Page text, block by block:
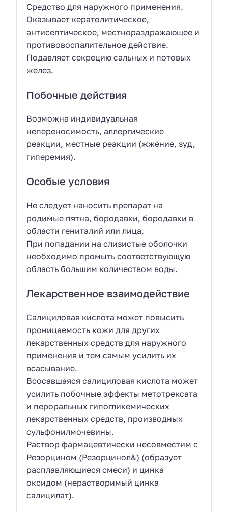
Средство для наружного применения.
Оказывает кератолитическое,
антисептическое, местнораздражающее и
противовоспалительное действие.
Подавляет секрецию сальных и потовых
желез.
Побочные действия
Возможна индивидуальная
непереносимость, аллергические
реакции, местные реакции (жжение, зуд,
гиперемия).
Особые условия
Не следует наносить препарат на
родимые пятна, бородавки, бородавки в
области гениталий или лица.
При попадании на слизистые оболочки
необходимо промыть соответствующую
область большим количеством воды.
Лекарственное взаимодействие
Салициловая кислота может повысить
проницаемость кожи для других
лекарственных средств для наружного
применения и тем самым усилить их
всасывание.
Всосавшаяся салициловая кислота может
усилить побочные эффекты метотрексата
и пероральных гипогликемических
лекарственных средств, производных
сульфонилмочевины.
Раствор фармацевтически несовместим с
Резорцином (Резорцинол&) (образует
расплавляющиеся смеси) и цинка
оксидом (нерастворимый цинка
салицилат).